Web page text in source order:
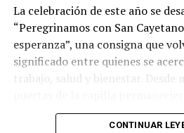
La celebración de este año se
“Peregrinamos con San
esperanza”, una consigna que
significado entre quienes se
trabajo, salud y bienestar. Desde
La imagen del santo salió del
CONTINUAR